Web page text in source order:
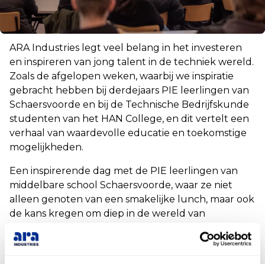
ARA Industries legt veel belang in het investeren
en inspireren van jong talent in de techniek wereld.
Zoals de afgelopen weken, waarbij we inspiratie
gebracht hebben bij derdejaars PIE leerlingen van
Schaersvoorde en bij de Technische Bedrijfskunde
studenten van het HAN College, en dit vertelt een
verhaal van waardevolle educatie en toekomstige
mogelijkheden.
Een inspirerende dag met de PIE leerlingen van
middelbare school Schaersvoorde, waar ze niet
alleen genoten van een smakelijke lunch, maar ook
de kans kregen om diep in de wereld van
Tijdens bezoeken aan andere bedrijven, zoals Vaags